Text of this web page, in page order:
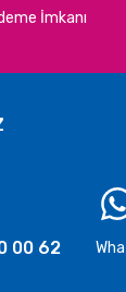
İmkanı
00 62